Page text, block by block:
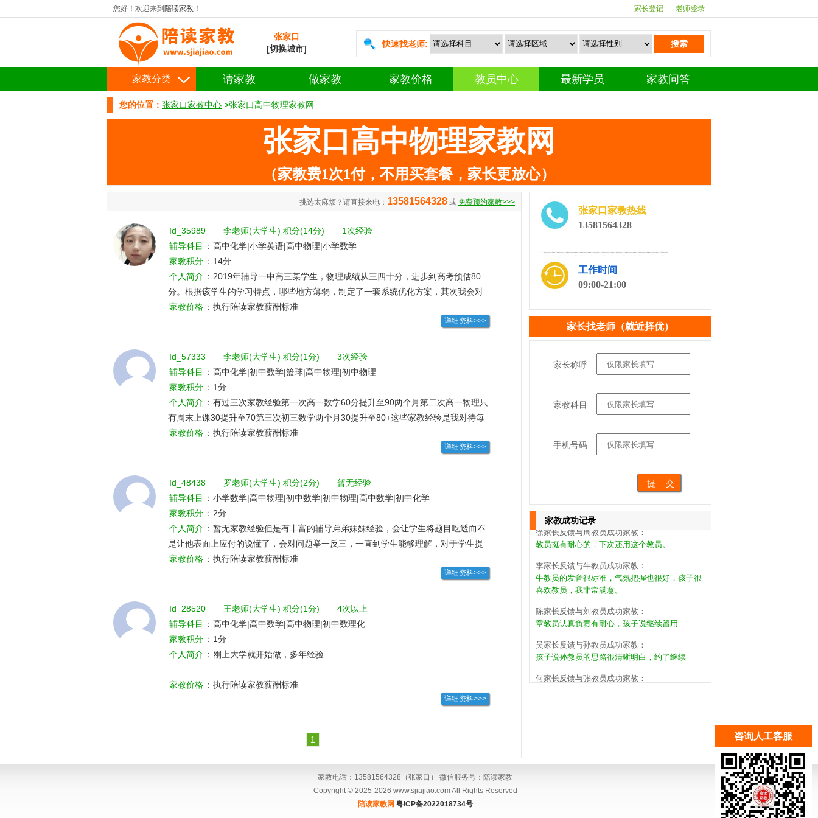
您好！欢迎来到 陪读家教 ！ 老师登录
家长登记
张家口
[切换城市]
快速找老师: 搜索
家教分类 请家教 做家教 家教价格 教员中心 最新学员 家教问答
您的位置： 张家口家教中心 >张家口高中物理家教网
张家口高中物理家教网
（家教费1次1付，不用买套餐，家长更放心）
挑选太麻烦？请直接来电： 13581564328 或 免费预约家教>>>
Id_35989 李老师(大学生) 积分(14分)
1次经验
辅导科目
：高中化学|小学英语|高中物理|小学数学
家教积分 ：14分
个人简介 ：2019年辅导一中高三某学生，物理成绩从三四十分，进步到高考预估80
分。根据该学生的学习特点，哪些地方薄弱，制定了一套系统优化方案，其次我会对
每一个知识点一类题目行。再给学生讲解前自己要熟透于心。运用易于理解的方式，
家教价格 ：执行陪读家教薪酬标准
详细资料>>>
Id_57333 李老师(大学生) 积分(1分)
3次经验
辅导科目
：高中化学|初中数学|篮球|高中物理|初中物理
家教积分 ：1分
个人简介 ：有过三次家教经验第一次高一数学60分提升至90两个月第二次高一物理只
有周末上课30提升至70第三次初三数学两个月30提升至80+这些家教经验是我对待每
个孩子的性格能过更快的做出判断，
家教价格 ：执行陪读家教薪酬标准
详细资料>>>
Id_48438 罗老师(大学生) 积分(2分)
暂无经验
辅导科目
：小学数学|高中物理|初中数学|初中物理|高中数学|初中化学
家教积分 ：2分
个人简介 ：暂无家教经验但是有丰富的辅导弟弟妹妹经验，会让学生将题目吃透而不
是让他表面上应付的说懂了，会对问题举一反三，一直到学生能够理解，对于学生提
出的问题积极回答生动形象的给学生解答问题，而不是生硬的照搬答案
家教价格 ：执行陪读家教薪酬标准
详细资料>>>
Id_28520 王老师(大学生) 积分(1分)
4次以上
辅导科目
：高中化学|高中数学|高中物理|初中数理化
家教积分 ：1分
个人简介 ：刚上大学就开始做，多年经验
家教价格 ：执行陪读家教薪酬标准
详细资料>>>
1
张家口家教热线
13581564328
工作时间
09:00-21:00
家长找老师（就近择优）
家长称呼
家教科目
手机号码
家教成功记录
张家长反馈与刘教员成功家教：
教员很负责，能引导孩子的兴趣，希望能长期合
王家长反馈与王教员成功家教：
第一次来小朋友还蛮喜欢教员的，挺好的约了今
教员挺好，孩子学会了一些方法，也定了继续家
教，不错。
徐家长反馈与周教员成功家教：
教员挺有耐心的，下次还用这个教员。
李家长反馈与牛教员成功家教：
牛教员的发音很标准，气氛把握也很好，孩子很
喜欢教员，我非常满意。
陈家长反馈与刘教员成功家教：
章教员认真负责有耐心，孩子说继续留用
吴家长反馈与孙教员成功家教：
孩子说孙教员的思路很清晰明白，约了继续
何家长反馈与张教员成功家教：
是同学家长推荐的，教员的基本功很扎实，希望
家教电话：13581564328（张家口） 微信服务号：陪读家教
Copyright © 2025-2026 www.sjiajiao.com All Rights Reserved
陪读家教网 粤ICP备2022018734号
咨询人工客服